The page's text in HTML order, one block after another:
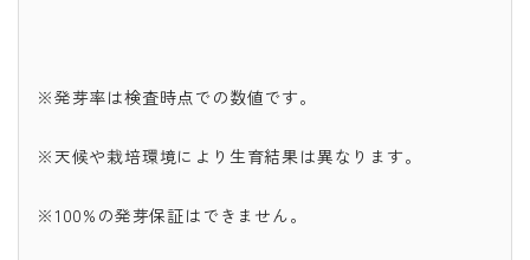
※発芽率は検査時点での数値です。
※天候や栽培環境により生育結果は異なります。
※100%の発芽保証はできません。